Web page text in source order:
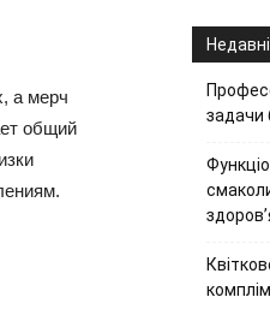
а мерч
общий
задачи